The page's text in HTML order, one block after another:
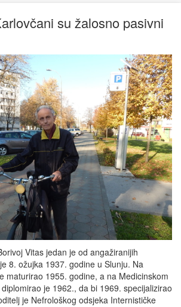
su žalosno pasivni
Vitas jedan je od angažiranijih
8. ožujka 1937. godine u Slunju. Na
maturirao 1955. godine, a na Medicinskom
je 1962., da bi 1969. specijalizirao
je Nefrološkog odsjeka Internističke